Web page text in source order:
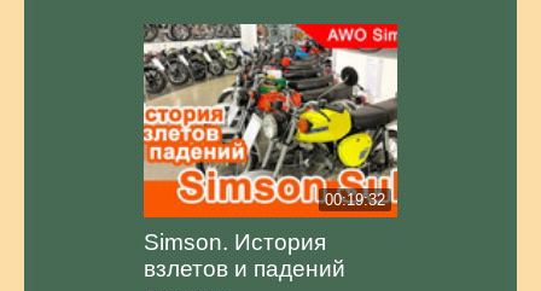
00:19:32
Simson. История
взлетов и падений